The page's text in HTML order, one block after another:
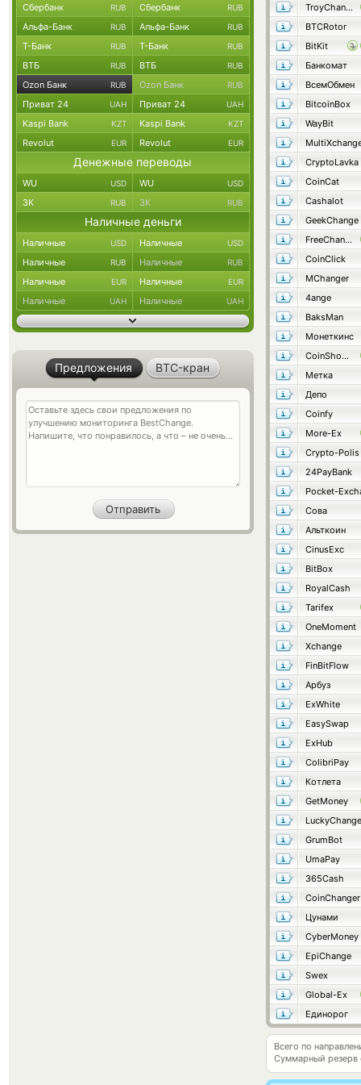
TroyChange
BTCRotor
BitKit
Банкомат
ВсемОбмен
BitcoinBox
WayBit
CryptoLavka
CoinCat
Cashalot
GeekChange
FreeChange
CoinClick
MChanger
4ange
BaksMan
Монеткинс
CoinShop24
Метка
Депо
Coinfy
More-Ex
Crypto-Polis
24PayBank
Pocket-
Сова
Альткоин
CinusExc
BitBox
RoyalCash
Tarifex
OneMoment
Xchange
FinBitFlow
Арбуз
ExWhite
EasySwap
ExHub
ColibriPay
Котлета
GetMoney
LuckyChange
GrumBot
UmaPay
365Cash
CoinChanger
Цунами
CyberMoney
EpiChange
Swex
Global-Ex
Единорог
Всего по
Суммарный резерв
Сбербанк RUB Сбербанк RUB
Альфа-Банк RUB Альфа-Банк RUB
Т-Банк RUB Т-Банк RUB
ВТБ RUB ВТБ RUB
Ozon Банк RUB Ozon Банк RUB
Приват 24 UAH Приват 24 UAH
Kaspi Bank KZT Kaspi Bank KZT
Revolut EUR Revolut EUR
Денежные переводы
WU USD WU USD
ЗК RUB ЗК RUB
Наличные деньги
Наличные USD Наличные USD
Наличные RUB Наличные RUB
Наличные EUR Наличные EUR
Наличные UAH Наличные UAH
Предложения BTC-кран